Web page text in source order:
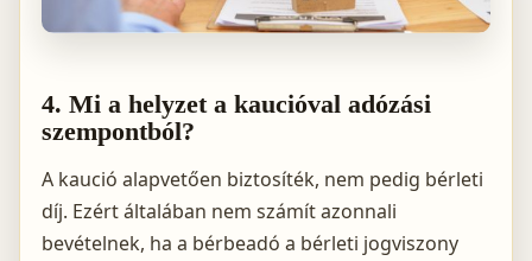
4. Mi a helyzet a kaucióval adózási
szempontból?
A kaució alapvetően biztosíték, nem pedig bérleti
díj. Ezért általában nem számít azonnali
bevételnek, ha a bérbeadó a bérleti jogviszony